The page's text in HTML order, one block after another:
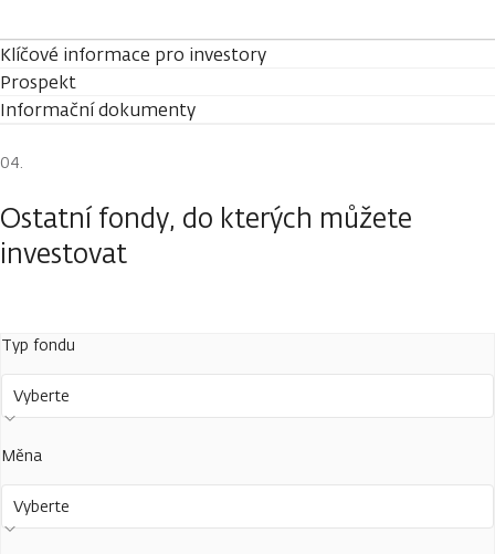
Klíčové informace pro investory
Prospekt
Informační dokumenty
Ostatní fondy, do kterých můžete
investovat
Typ fondu
Vyberte
Měna
Vyberte